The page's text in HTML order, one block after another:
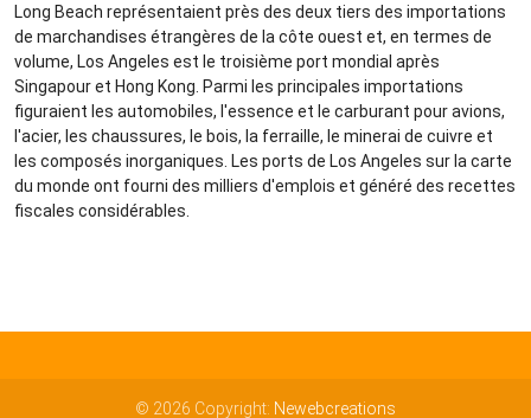
Long Beach représentaient près des deux tiers des importations
de marchandises étrangères de la côte ouest et, en termes de
volume, Los Angeles est le troisième port mondial après
Singapour et Hong Kong. Parmi les principales importations
figuraient les automobiles, l'essence et le carburant pour avions,
l'acier, les chaussures, le bois, la ferraille, le minerai de cuivre et
les composés inorganiques. Les ports de Los Angeles sur la carte
du monde ont fourni des milliers d'emplois et généré des recettes
fiscales considérables.
© 2026 Copyright: Newebcreations